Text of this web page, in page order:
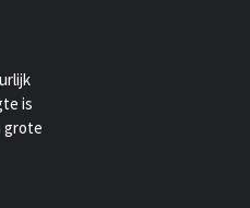
is
grote